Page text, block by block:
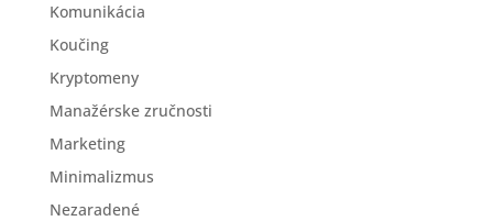
Komunikácia
Koučing
Kryptomeny
Manažérske zručnosti
Marketing
Minimalizmus
Nezaradené